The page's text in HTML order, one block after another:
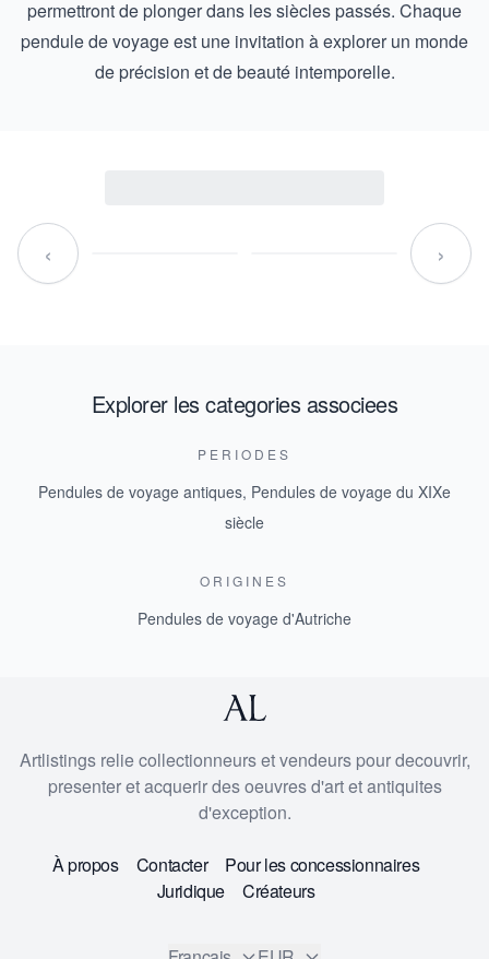
permettront de plonger dans les siècles passés. Chaque
pendule de voyage est une invitation à explorer un monde
de précision et de beauté intemporelle.
‹ ›
Explorer les categories associees
PERIODES
Pendules de voyage antiques, Pendules de voyage du XIXe
siècle
ORIGINES
Pendules de voyage d'Autriche
Artlistings relie collectionneurs et vendeurs pour decouvrir,
presenter et acquerir des oeuvres d'art et antiquites
d'exception.
À propos Contacter
Pour les concessionnaires
Juridique
Créateurs